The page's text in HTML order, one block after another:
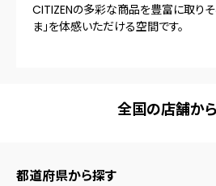
CITIZENの多彩な商品を豊富に取りそ
ま」を体感いただける空間です。
全国の店舗か
都道府県から探す